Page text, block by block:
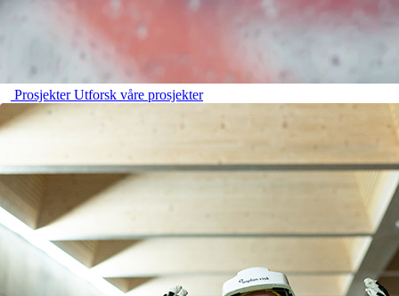
ProsjekterUtforsk våre prosjekter